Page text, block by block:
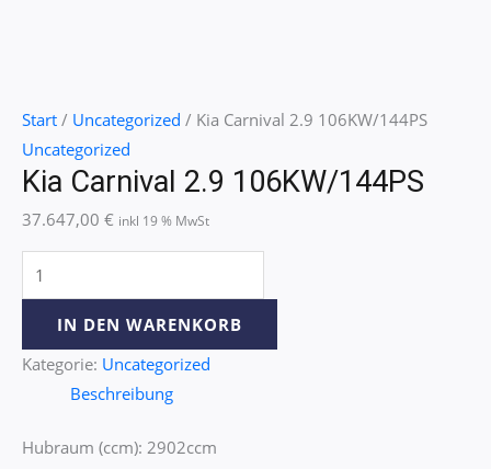
Start / Uncategorized / Kia Carnival 2.9 106KW/144PS
Uncategorized
Kia Carnival 2.9 106KW/144PS
37.647,00 € inkl 19 % MwSt
IN DEN WARENKORB
Kategorie: Uncategorized
Beschreibung
Hubraum (ccm): 2902ccm